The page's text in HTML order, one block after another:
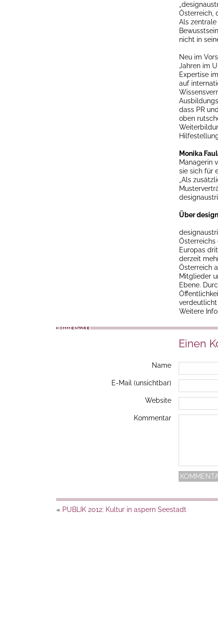
Österreich,
Als
nicht in
Neu im
Jahren im
Expertise
auf
dass PR
oben
Monika
Managerin
sie sich für
„Als
Über
Österreichs
Europas
derzeit
Österreich
Mitglieder
Ebene.
Weitere
Einen
Name
E-Mail (unsichtbar)
Website
Kommentar
« PUBLIK 2012: Kultur in aspern Seestadt